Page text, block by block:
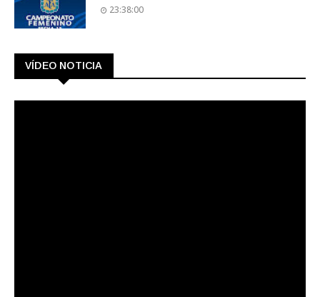
23:38:00
VÍDEO NOTICIA